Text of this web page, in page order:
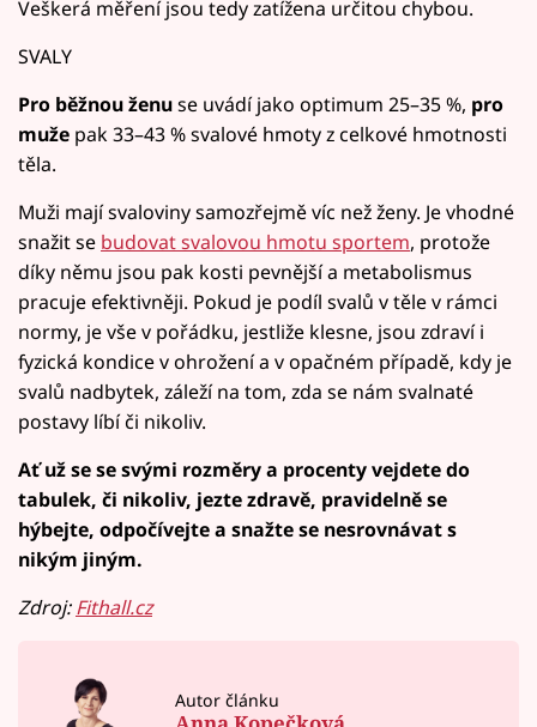
Veškerá měření jsou tedy zatížena určitou chybou.
SVALY
Pro běžnou ženuse uvádí jako optimum 25–35 %, pro
muže pak 33–43 % svalové hmoty z celkové hmotnosti
těla.
Muži mají svaloviny samozřejmě víc než ženy. Je vhodné
snažit se budovat svalovou hmotu sportem, protože
díky němu jsou pak kosti pevnější a metabolismus
pracuje efektivněji. Pokud je podíl svalů v těle v rámci
normy, je vše v pořádku, jestliže klesne, jsou zdraví i
fyzická kondice v ohrožení a v opačném případě, kdy je
svalů nadbytek, záleží na tom, zda se nám svalnaté
postavy líbí či nikoliv.
Ať už se se svými rozměry a procenty vejdete do
tabulek, či nikoliv, jezte zdravě, pravidelně se
hýbejte, odpočívejte a snažte se nesrovnávat s
nikým jiným.
Zdroj:Fithall.cz
Autor článku